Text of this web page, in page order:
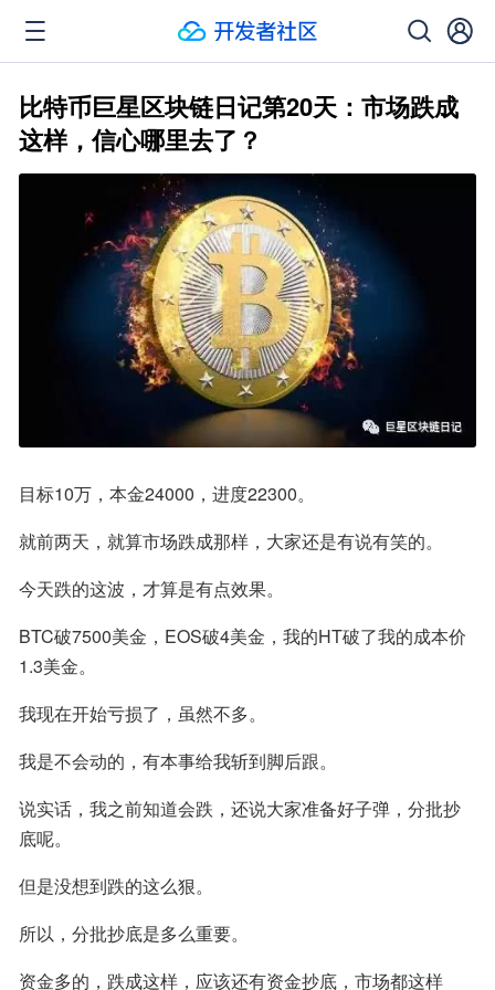
比特币巨星区块链日记第20天：市场跌成
这样，信心哪里去了？
目标10万，本金24000，进度22300。
就前两天，就算市场跌成那样，大家还是有说有笑的。
今天跌的这波，才算是有点效果。
BTC破7500美金，EOS破4美金，我的HT破了我的成本价
1.3美金。
我现在开始亏损了，虽然不多。
我是不会动的，有本事给我斩到脚后跟。
说实话，我之前知道会跌，还说大家准备好子弹，分批抄
底呢。
但是没想到跌的这么狠。
所以，分批抄底是多么重要。
资金多的，跌成这样，应该还有资金抄底，市场都这样